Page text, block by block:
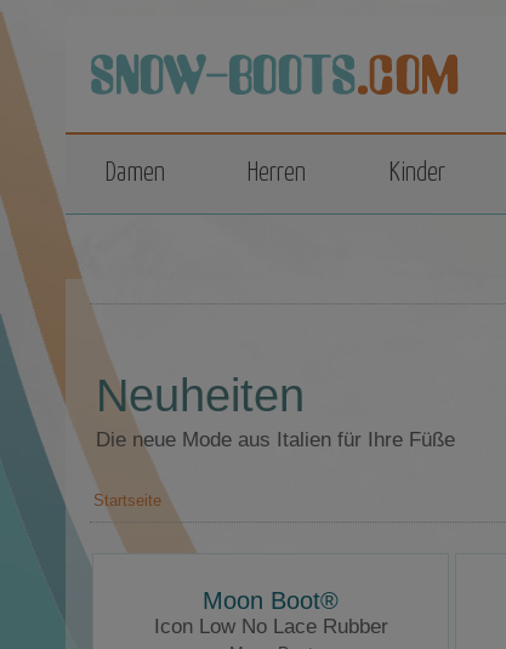
top
Damen Herren Kinder
Neuheiten
Die neue Mode aus Italien für Ihre Füße
Startseite
Moon Boot®
Icon Low No Lace Rubber